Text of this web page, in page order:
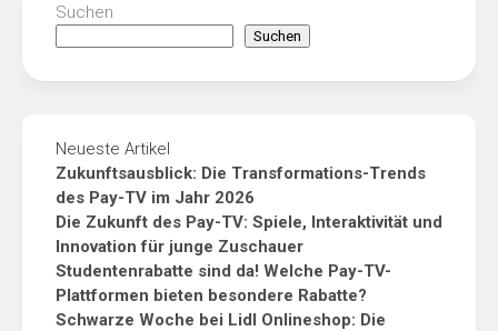
Suchen
Suchen
Neueste Artikel
Zukunftsausblick: Die Transformations-Trends
des Pay-TV im Jahr 2026
Die Zukunft des Pay-TV: Spiele, Interaktivität und
Innovation für junge Zuschauer
Studentenrabatte sind da! Welche Pay-TV-
Plattformen bieten besondere Rabatte?
Schwarze Woche bei Lidl Onlineshop: Die